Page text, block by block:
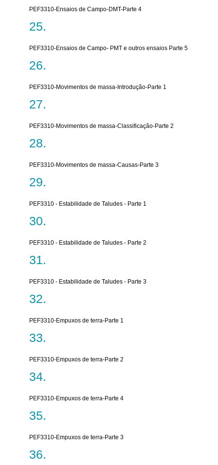
PEF3310-Ensaios de Campo-DMT-Parte 4
PEF3310-Ensaios de Campo- PMT e outros ensaios Parte 5
PEF3310-Movimentos de massa-Introdução-Parte 1
PEF3310-Movimentos de massa-Classificação-Parte 2
PEF3310-Movimentos de massa-Causas-Parte 3
PEF3310 - Estabilidade de Taludes - Parte 1
PEF3310 - Estabilidade de Taludes - Parte 2
PEF3310 - Estabilidade de Taludes - Parte 3
PEF3310-Empuxos de terra-Parte 1
PEF3310-Empuxos de terra-Parte 2
PEF3310-Empuxos de terra-Parte 4
PEF3310-Empuxos de terra-Parte 3